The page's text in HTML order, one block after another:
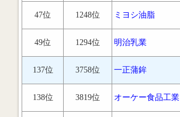
47位 1248位 ミヨシ油脂
49位 1294位 明治乳業
137位 3758位 一正蒲鉾
138位 3819位 オーケー食品工業